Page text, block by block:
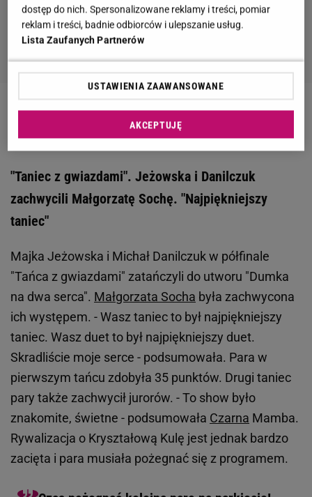
Zobacz wideoKubicka tłumaczy się po "Tańcu z
gwiazdami". "Co ja wam zrobiłam?"
"Taniec z gwiazdami". Jeżowska i Danilczuk
zachwycili Małgorzatę Sochę. "Najpiękniejszy
taniec"
Majka Jeżowska i Michał Danilczuk w półfinale
"Tańca z gwiazdami" zatańczyli do utworu "Dumka
na dwa serca". Małgorzata Socha była zachwycona
ich występem. - Wasz taniec to był najpiękniejszy
taniec. Wasz duet to był najpiękniejszy duet.
Skradliście moje serce - podsumowała. Para w
pierwszym tańcu zdobyła 35 punktów. Drugi taniec
pary także zachwycił jurorów. - To show było
znakomite, świetne - podsumowała Czarna Mamba.
Rywalizacja o Kryształową Kulę jest jednak bardzo
zacięta i para musiała pożegnać się z programem.
dostęp do nich. Spersonalizowane reklamy i treści, pomiar
reklam i treści, badnie odbiorców i ulepszanie usług.
Lista Zaufanych Partnerów
USTAWIENIA ZAAWANSOWANE
AKCEPTUJĘ